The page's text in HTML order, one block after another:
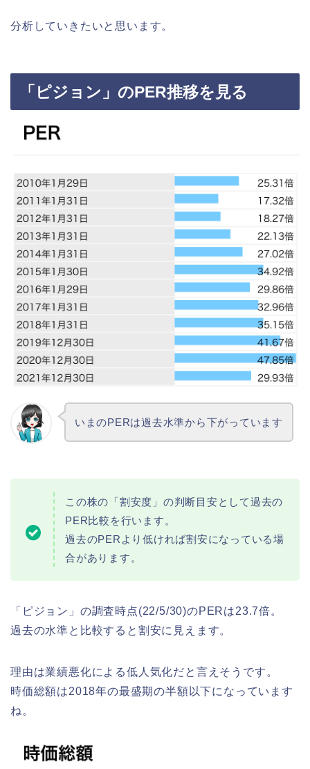
分析していきたいと思います。
「ピジョン」のPER推移を見る
いまのPERは過去水準から下がっています
この株の「割安度」の判断目安として過去の
PER比較を行います。
過去のPERより低ければ割安になっている場
合があります。
「ピジョン」の調査時点(22/5/30)のPERは23.7倍。
過去の水準と比較すると割安に見えます。
理由は業績悪化による低人気化だと言えそうです。
時価総額は2018年の最盛期の半額以下になっています
ね。